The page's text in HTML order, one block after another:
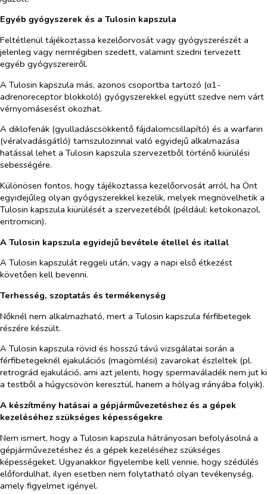
Egyéb gyógyszerek és a Tulosin kapszula
Feltétlenül tájékoztassa kezelőorvosát vagy gyógyszerészét a
jelenleg vagy nemrégiben szedett, valamint szedni tervezett
egyéb gyógyszereiről.
A Tulosin kapszula más, azonos csoportba tartozó (α1-
adrenoreceptor blokkoló) gyógyszerekkel együtt szedve nem várt
vérnyomásesést okozhat.
A diklofenák (gyulladáscsökkentő fájdalomcsillapító) és a warfarin
(véralvadásgátló) tamszulozinnal való egyidejű alkalmazása
hatással lehet a Tulosin kapszula szervezetből történő kiürülési
sebességére.
Különösen fontos, hogy tájékoztassa kezelőorvosát arról, ha Önt
egyidejűleg olyan gyógyszerekkel kezelik, melyek megnövelhetik a
Tulosin kapszula kiürülését a szervezetéből (például: ketokonazol,
eritromicin).
A Tulosin kapszula egyidejű bevétele étellel és itallal
A Tulosin kapszulát reggeli után, vagy a napi első étkezést
követően kell bevenni.
Terhesség, szoptatás és termékenység
Nőknél nem alkalmazható, mert a Tulosin kapszula férfibetegek
részére készült.
A Tulosin kapszula rövid és hosszú távú vizsgálatai során a
férfibetegeknél ejakulációs (magömlési) zavarokat észleltek (pl.
retrográd ejakuláció, ami azt jelenti, hogy spermaváladék nem jut ki
a testből a húgycsövön keresztül, hanem a hólyag irányába folyik).
A készítmény hatásai a gépjárművezetéshez és a gépek
kezeléséhez szükséges képességekre
Nem ismert, hogy a Tulosin kapszula hátrányosan befolyásolná a
gépjárművezetéshez és a gépek kezeléséhez szükséges
képességeket. Ugyanakkor figyelembe kell vennie, hogy szédülés
előfordulhat, ilyen esetben nem folytatható olyan tevékenység,
amely figyelmet igényel.